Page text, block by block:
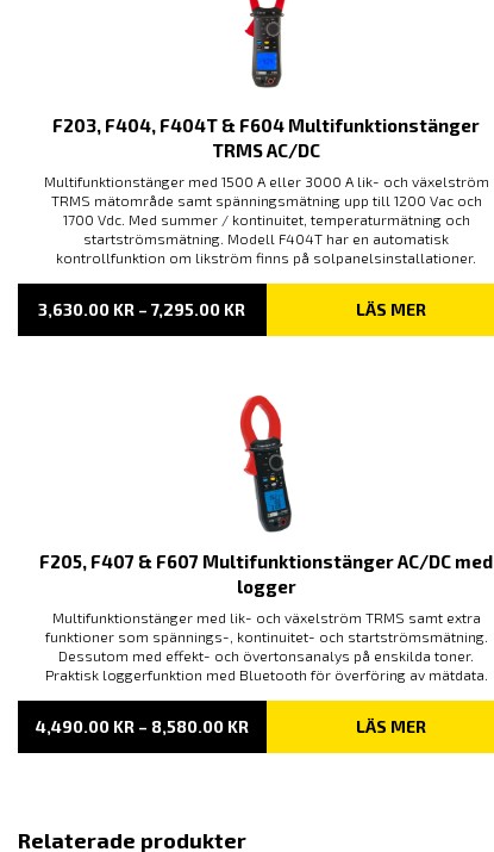
F203, F404, F404T & F604 Multifunktionstänger
TRMS AC/DC
Multifunktionstänger med 1500 A eller 3000 A lik- och växelström
TRMS mätområde samt spänningsmätning upp till 1200 Vac och
1700 Vdc. Med summer / kontinuitet, temperaturmätning och
startströmsmätning. Modell F404T har en automatisk
kontrollfunktion om likström finns på solpanelsinstallationer.
3,630.00 KR – 7,295.00 KRPRISINTERVALL:
TILL
LÄS MER
F205, F407 & F607 Multifunktionstänger AC/DC med
logger
Multifunktionstänger med lik- och växelström TRMS samt extra
funktioner som spännings-, kontinuitet- och startströmsmätning.
Dessutom med effekt- och övertonsanalys på enskilda toner.
Praktisk loggerfunktion med Bluetooth för överföring av mätdata.
4,490.00 KR – 8,580.00 KRPRISINTERVALL:
TILL
LÄS MER
Relaterade produkter